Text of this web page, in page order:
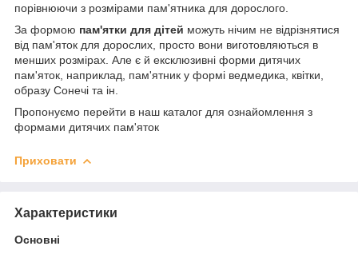
порівнюючи з розмірами пам'ятника для дорослого.
За формою пам'ятки для дітей можуть нічим не відрізнятися
від пам'яток для дорослих, просто вони виготовляються в
менших розмірах. Але є й ексклюзивні форми дитячих
пам'яток, наприклад, пам'ятник у формі ведмедика, квітки,
образу Сонечі та ін.
Пропонуємо перейти в наш каталог для ознайомлення з
формами дитячих пам'яток
Приховати
Характеристики
Основні